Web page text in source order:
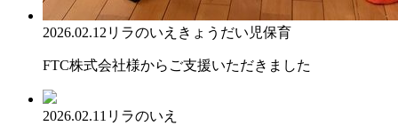
2026.02.12 リラのいえ きょうだい児保育
FTC株式会社様からご支援いただきました
2026.02.11 リラのいえ